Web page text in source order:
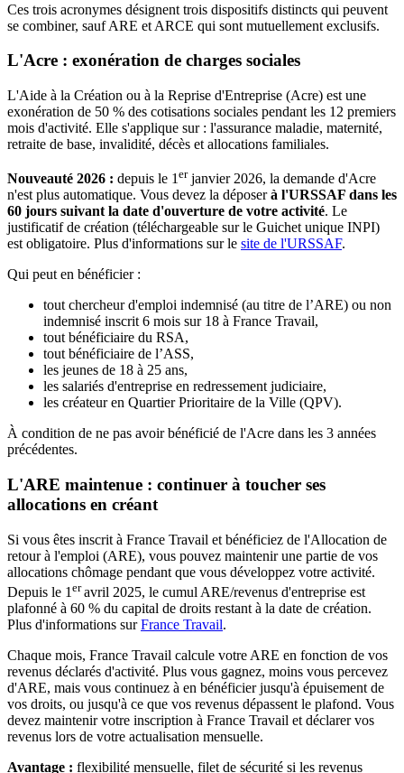
Ces trois acronymes désignent trois dispositifs distincts qui peuvent
se combiner, sauf ARE et ARCE qui sont mutuellement exclusifs.
L'Acre : exonération de charges sociales
L'Aide à la Création ou à la Reprise d'Entreprise (Acre) est une
exonération de 50 % des cotisations sociales pendant les 12 premiers
mois d'activité. Elle s'applique sur : l'assurance maladie, maternité,
retraite de base, invalidité, décès et allocations familiales.
Nouveauté 2026 : depuis le 1 erjanvier 2026, la demande d'Acre
n'est plus automatique. Vous devez la déposerà l'URSSAF dans les
60 jours suivant la date d'ouverture de votre activité. Le
justificatif de création (téléchargeable sur le Guichet unique INPI)
est obligatoire. Plus d'informations sur le site de l'URSSAF.
Qui peut en bénéficier :
tout chercheur d'emploi indemnisé (au titre de l’ARE) ou non
indemnisé inscrit 6 mois sur 18 à France Travail,
tout bénéficiaire du RSA,
tout bénéficiaire de l’ASS,
les jeunes de 18 à 25 ans,
les salariés d'entreprise en redressement judiciaire,
les créateur en Quartier Prioritaire de la Ville (QPV).
À condition de ne pas avoir bénéficié de l'Acre dans les 3 années
précédentes.
L'ARE maintenue : continuer à toucher ses
allocations en créant
Si vous êtes inscrit à France Travail et bénéficiez de l'Allocation de
retour à l'emploi (ARE), vous pouvez maintenir une partie de vos
allocations chômage pendant que vous développez votre activité.
Depuis le 1 eravril 2025, le cumul ARE/revenus d'entreprise est
plafonné à 60 % du capital de droits restant à la date de création.
Plus d'informations surFrance Travail.
Chaque mois, France Travail calcule votre ARE en fonction de vos
revenus déclarés d'activité. Plus vous gagnez, moins vous percevez
d'ARE, mais vous continuez à en bénéficier jusqu'à épuisement de
vos droits, ou jusqu'à ce que vos revenus dépassent le plafond. Vous
devez maintenir votre inscription à France Travail et déclarer vos
revenus lors de votre actualisation mensuelle.
Avantage : flexibilité mensuelle, filet de sécurité si les revenus